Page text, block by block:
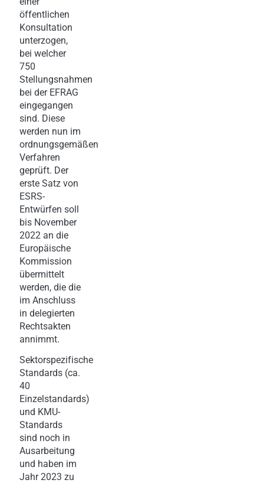
öffentlichen
Konsultation
unterzogen,
bei welcher
750
Stellungsnahmen
bei der EFRAG
eingegangen
sind. Diese
werden nun im
ordnungsgemäßen
Verfahren
geprüft. Der
erste Satz von
ESRS-
Entwürfen soll
bis November
2022 an die
Europäische
Kommission
übermittelt
werden, die die
im Anschluss
in delegierten
Rechtsakten
annimmt.
Sektorspezifische
Standards (ca.
40
Einzelstandards)
und KMU-
Standards
sind noch in
Ausarbeitung
und haben im
Jahr 2023 zu